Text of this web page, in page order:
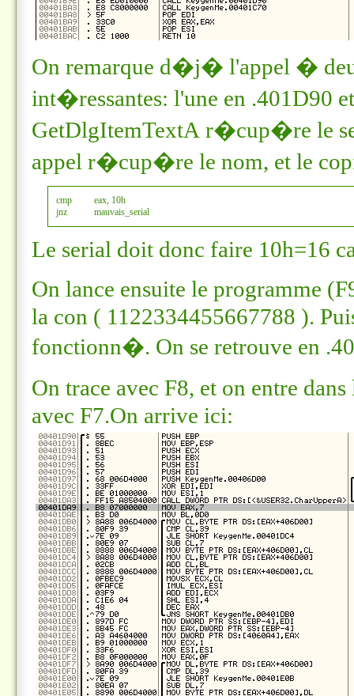
On remarque d�j� l'appel �
int�ressantes: l'une en .401D90
GetDlgItemTextA r�cup�re le
appel r�cup�re le nom, et le
cmp		eax, 10h
jnz		mauvais_serial
Le serial doit donc faire 10h=16
On lance ensuite le programme
la con ( 1122334455667788 ).
fonctionn�. On se retrouve en
On trace avec F8, et on entre
avec F7.On arrive ici: